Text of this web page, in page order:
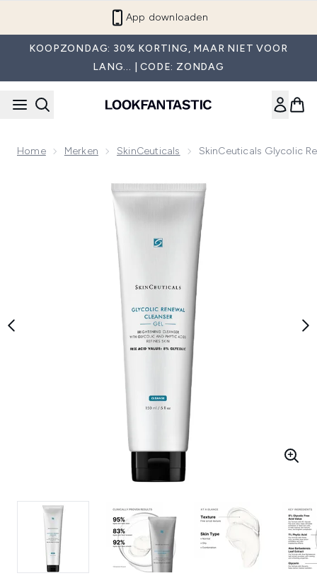
App downloaden
KOOPZONDAG: 30% KORTING, MAAR NIET VOOR
LANG... | CODE: ZONDAG
Home Merken SkinCeuticals SkinCeuticals Glycolic